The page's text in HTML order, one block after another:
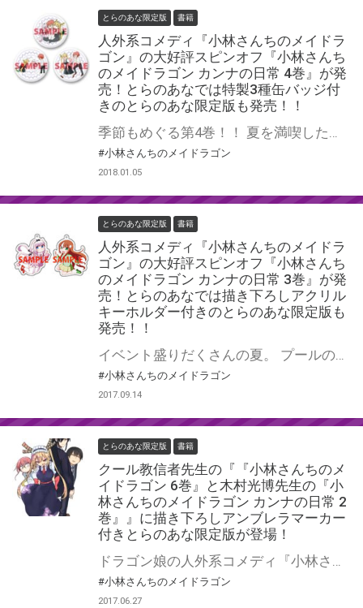
とらのあな限定版 書籍
人外系コメディ『小林さんちのメイドラ
ゴン』の大好評スピンオフ『小林さんち
のメイドラゴン カンナの日常 4巻』が発
売！とらのあなでは特製3種缶バッジ付
きのとらのあな限定版も発売！！
季節もめぐる第4巻！！ 夏を満喫したその後は、実りの秋に大はしゃぎ！ 豊穣の(元)神ルコアさんと稲刈りをしたり、 紅葉狩りに出掛けたり。 学校に興味をもったイルルと一緒に制服を試着。 翔太くんの意外な一面も・・・？ 子どもだけど、大人が思っているほど子どもじゃないんです！ 人外系コメディ『小林さんちのメイドラゴン』の大好評スピンオフ！ お待ちかねの最新巻、『小林さんちのメイドラゴン カンナの日常 4巻』が発売！！ とらのあなでは発売を記念して、特製缶バッジが3個付いたとらのあな限定版をご用意しました！ 本作品の限定版はなくなり次第販売終了となりますので、お早めにお求め下さい！！
#小林さんちのメイドラゴン
2018.01.05
とらのあな限定版 書籍
人外系コメディ『小林さんちのメイドラ
ゴン』の大好評スピンオフ『小林さんち
のメイドラゴン カンナの日常 3巻』が発
売！とらのあなでは描き下ろしアクリル
キーホルダー付きのとらのあな限定版も
発売！！
イベント盛りだくさんの夏。 プールの授業でははしゃいだり、日焼けしたいのに出来なくて悩んだり。 時には、ホタルが作り出す幻想的な風景の中で人間とドラゴンの寿命を重ね、 物思いにふけることも。 にぎやかに過ぎていく季節のなかで成長していくカンナを、 眩しい気持ちで見つめます。 人外系コメディ『小林さんちのメイドラゴン』の大好評スピンオフ！ お待ちかねの最新巻、『小林さんちのメイドラゴン カンナの日常 3巻』が発売！！ とらのあなでは発売を記念して、アクリルキーホルダー付きとらのあな限定版をご用意しました！ イラストは木村光博先生の描き下ろしです！！ 本作品の限定版はなくなり次第販売終了となりますので、お早めにお求め下さい！！
#小林さんちのメイドラゴン
2017.09.14
とらのあな限定版 書籍
クール教信者先生の『『小林さんちのメ
イドラゴン 6巻』と木村光博先生の『小
林さんちのメイドラゴン カンナの日常 2
巻』』に描き下ろしアンブレラマーカー
付きとらのあな限定版が登場！
ドラゴン娘の人外系コメディ『小林さんちのメイドラゴン』の最新第6巻と、 大好評のスピンオフコミック『小林さんちのメイドラゴン カンナの日常』最新第2巻が同時発売です！！ そしてとらのあなでは発売を記念して、クール教信者先生と木村光博先生の描き下ろしイラストを使用した、 アンブレラマーカー付きとらのあな限定版をご用意しました！ 本作品の限定版はなくなり次第販売終了となりますので、お早めにお求め下さい！！
#小林さんちのメイドラゴン
2017.06.27